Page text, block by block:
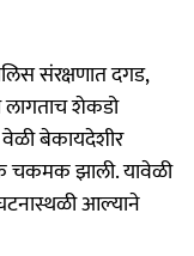
संरक्षणात दगड,
शेकडो
वेळी बेकायदेशीर
चकमक झाली. यावेळी
आल्याने